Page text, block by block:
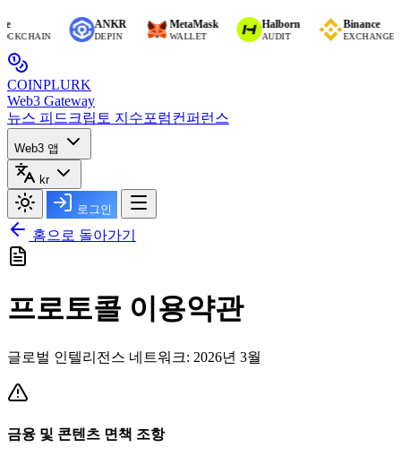
ANKR
DEPIN
MetaMask
WALLET
Halborn
AUDIT
Binance
EXCHANGE
COINPLURK
Web3 Gateway
뉴스 피드 크립토 지수포럼컨퍼런스
Web3 앱
kr
로그인
홈으로 돌아가기
프로토콜 이용약관
글로벌 인텔리전스 네트워크: 2026년 3월
금융 및 콘텐츠 면책 조항